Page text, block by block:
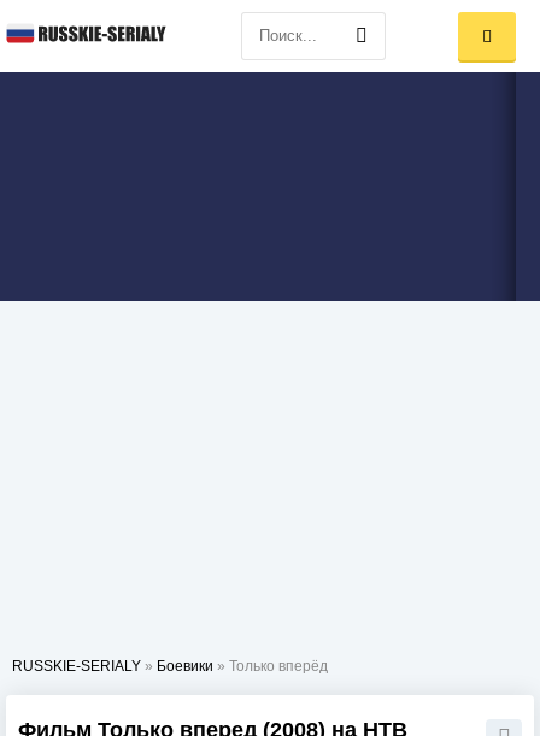
RUSSKIE-SERIALY » Боевики » Только вперёд
Фильм Только вперед (2008) на НТВ